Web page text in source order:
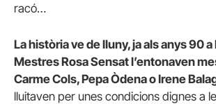
racó…
La història ve de lluny, ja als anys 90 a
Mestres Rosa Sensat l’entonaven
Carme Cols, Pepa Òdena o Irene
lluitaven per unes condicions dignes a